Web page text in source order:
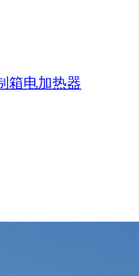
箱电加热器